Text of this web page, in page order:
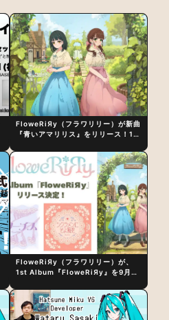
FloweRiЯy（フラワリリー）が新曲
『青いアマリリス』をリリース！1st
FloweRiЯy（フラワリリー）が、
1st Album『FloweRiЯy』を9月23